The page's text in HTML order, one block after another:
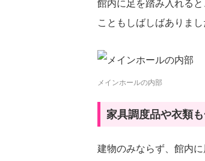
館内に足を踏み入れる
こともしばしばありま
メインホールの内部
家具調度品や衣類
建物のみならず、館内